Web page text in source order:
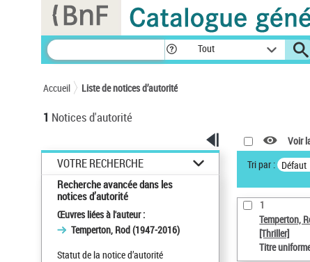
Tout
Accueil Liste de notices d’autorité
1 Notices d'autorité
VOTRE RECHERCHE
Recherche avancée dans les
notices d’autorité
Œuvres liées à l'auteur :
Temperton, Rod (1947-2016)
Statut de la notice d’autorité
Voir
Tri par : Défaut
1
Temperton,
[Thriller]
Titre
Panneau de gestion des cookies